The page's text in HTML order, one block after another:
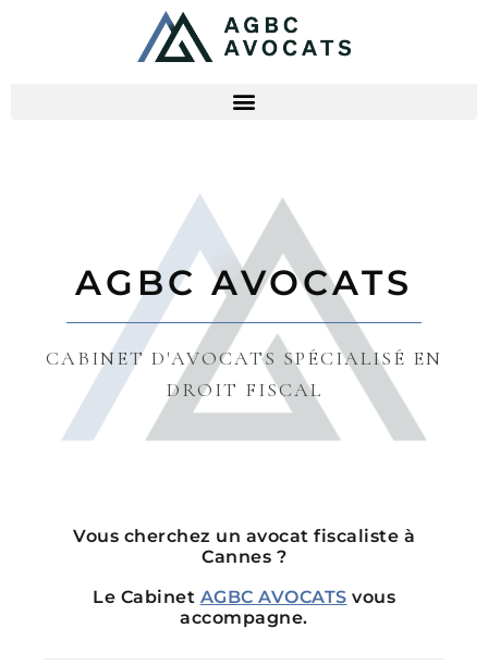
AGBC AVOCATS
CABINET D'AVOCATS SPÉCIALISÉ EN
DROIT FISCAL
Vous cherchez un avocat fiscaliste à
Cannes ?
Le Cabinet AGBC AVOCATS vous
accompagne.